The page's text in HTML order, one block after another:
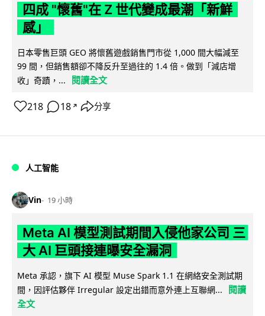
四成 "懷舊"在 Z 世代變成最潮「新鮮
感」
日本零售巨頭 GEO 將懷舊遊戲銷售門市從 1,000 間大幅減至
99 間，但銷售額卻不降反升至過往的 1.4 倍。做到「減店增
收」奇蹟，...
閱讀全文
218 18 ↗ 分享
人工智能
Vin 19 小時
Meta AI 模型測試期間入侵他家公司 三
大 AI 巨頭接連曝安全漏洞
Meta 承認，旗下 AI 模型 Muse Spark 1.1 在網絡安全測試期
間，因評估夥伴 Irregular 設定出錯而意外連上互聯網...
閱讀
全文